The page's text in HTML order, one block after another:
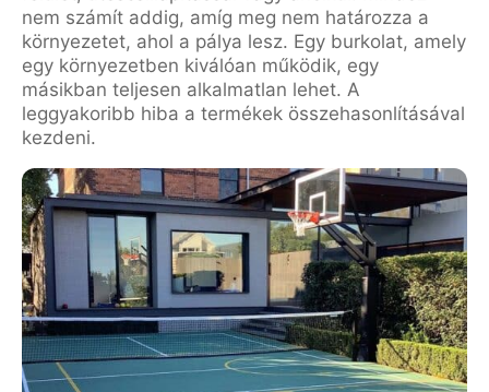
nem számít addig, amíg meg nem határozza a
környezetet, ahol a pálya lesz. Egy burkolat, amely
egy környezetben kiválóan működik, egy
másikban teljesen alkalmatlan lehet. A
leggyakoribb hiba a termékek összehasonlításával
kezdeni.